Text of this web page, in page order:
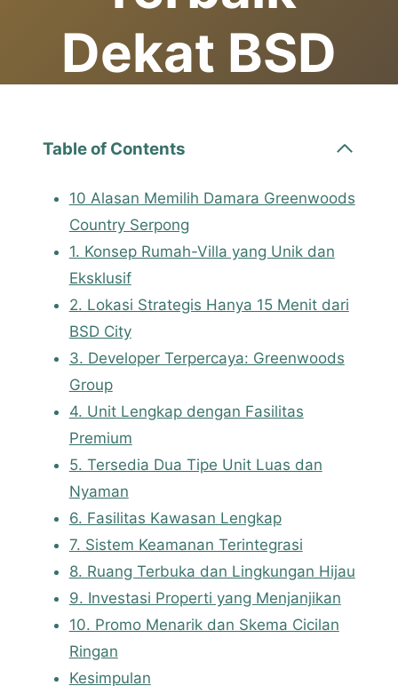
Dekat BSD
Table of Contents
10 Alasan Memilih Damara Greenwoods
Country Serpong
1. Konsep Rumah-Villa yang Unik dan
Eksklusif
2. Lokasi Strategis Hanya 15 Menit dari
BSD City
3. Developer Terpercaya: Greenwoods
Group
4. Unit Lengkap dengan Fasilitas
Premium
5. Tersedia Dua Tipe Unit Luas dan
Nyaman
6. Fasilitas Kawasan Lengkap
7. Sistem Keamanan Terintegrasi
8. Ruang Terbuka dan Lingkungan Hijau
9. Investasi Properti yang Menjanjikan
10. Promo Menarik dan Skema Cicilan
Ringan
Kesimpulan